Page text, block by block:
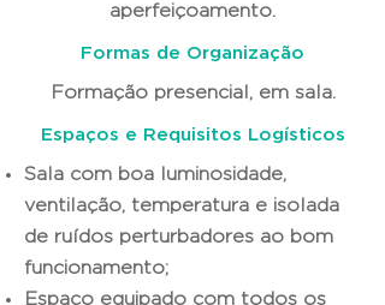
aperfeiçoamento.
Formas de Organização
Formação presencial, em sala.
Espaços e Requisitos Logísticos
Sala com boa luminosidade,
ventilação, temperatura e isolada
de ruídos perturbadores ao bom
funcionamento;
Espaço equipado com todos os